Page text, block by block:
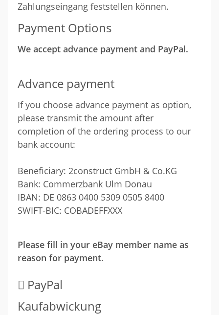
Zahlungseingang feststellen können.
Payment Options
We accept advance payment and PayPal.
Advance payment
If you choose advance payment as option,
please transmit the amount after
completion of the ordering process to our
bank account:
Beneficiary: 2construct GmbH & Co.KG
Bank: Commerzbank Ulm Donau
IBAN: DE 0863 0400 5309 0505 8400
SWIFT-BIC: COBADEFFXXX
Please fill in your eBay member name as
reason for payment.
PayPal
Kaufabwickung